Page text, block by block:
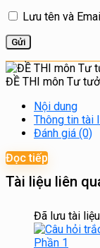
Lưu tên và
ĐỀ THI môn Tư
Nội dung
Thông tin tài
Đánh giá (0)
Đọc tiếp
Tài liệu liên
Đã lưu tài liệu